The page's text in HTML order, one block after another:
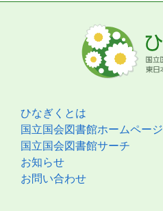
ひなぎくとは
国立国会図書館ホームページ
国立国会図書館サーチ
お知らせ
お問い合わせ